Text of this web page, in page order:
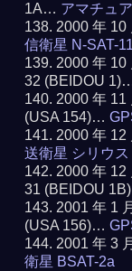
1A… アマチュ
2000 年
信衛星 N-SAT-
2000 年 10
32 (BEIDOU
2000 年 11
(USA 154)…
2000 年
送衛星 シリウス
2000 年 12
31 (BEIDOU
2001 年 1
(USA 156)…
2001 年 3
衛星 BSAT-2a